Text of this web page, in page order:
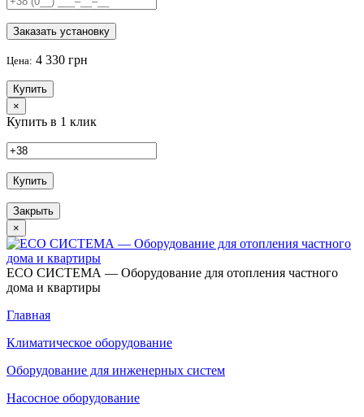
Заказать установку
Цена: 4 330 грн
Купить
×
Купить в 1 клик
Купить
Закрыть
×
ECO СИСТЕМА — Оборудование для отопления частного
дома и квартиры
Главная
Климатическое оборудование
Оборудование для инженерных систем
Насосное оборудование